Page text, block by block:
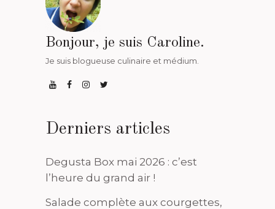
Bonjour, je suis Caroline.
Je suis blogueuse culinaire et médium.
Derniers articles
Degusta Box mai 2026 : c’est
l’heure du grand air !
Salade complète aux courgettes,